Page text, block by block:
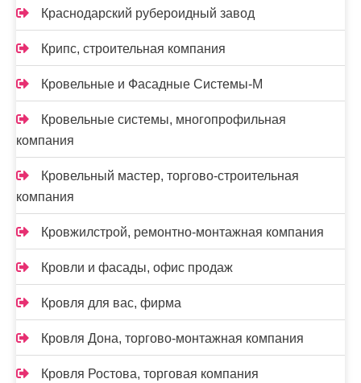
Краснодарский рубероидный завод
Крипс, строительная компания
Кровельные и Фасадные Системы-М
Кровельные системы, многопрофильная
компания
Кровельный мастер, торгово-строительная
компания
Кровжилстрой, ремонтно-монтажная компания
Кровли и фасады, офис продаж
Кровля для вас, фирма
Кровля Дона, торгово-монтажная компания
Кровля Ростова, торговая компания